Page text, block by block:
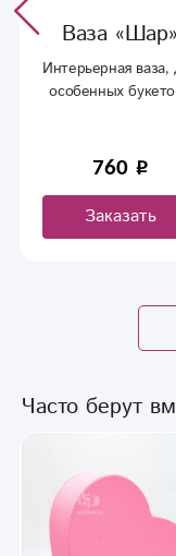
Ваза «Шар»
Интерьерная ваза,
особенных
760
Заказать
Часто берут